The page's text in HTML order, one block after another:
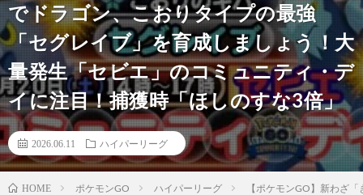
でドラゴン、こおりタイプの最強
「セグレイブ」を育成しましょう！大
量発生「セビエ」のコミュニティ・デ
イに注目！捕獲時「ほしのすな3倍」
2026.06.11 ハイパーリーグ
HOME ポケモンGO ハイパーリーグ 【ポケモンGO】新わざ